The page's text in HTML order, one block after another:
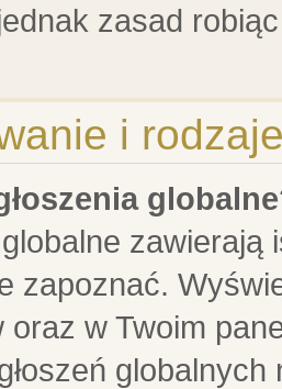
zasad
i
globalne
zapoznać.
oraz w Twoim